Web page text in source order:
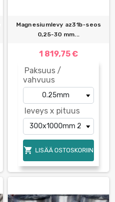
Magnesiumlevy az31b-seos
0,25-30 mm...
1 819,75 €
Paksuus /
vahvuus
leveys x pituus
 LISÄÄ OSTOSKORIIN